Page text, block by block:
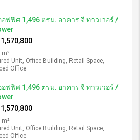
อฟฟิศ 1,496 ตรม. อาคาร จี ทาวเวอร์ /
Unit, Office Building, Retail Space,
Office
อฟฟิศ 1,496 ตรม. อาคาร จี ทาวเวอร์ /
Unit, Office Building, Retail Space,
Office